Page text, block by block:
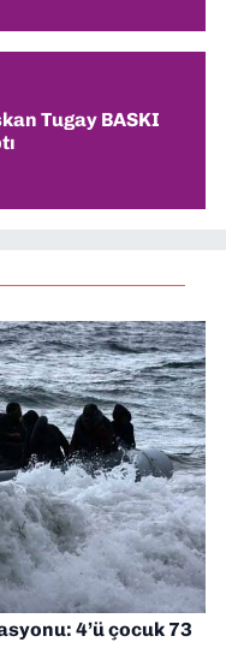
Tugay BASKI
4’ü çocuk 73